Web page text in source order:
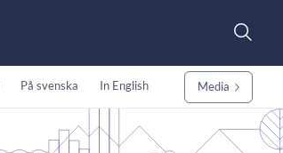
På svenska In English Media